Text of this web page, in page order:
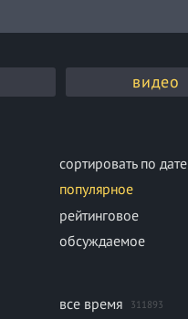
видео
сортировать по дате
популярное
рейтинговое
обсуждаемое
все время 311893